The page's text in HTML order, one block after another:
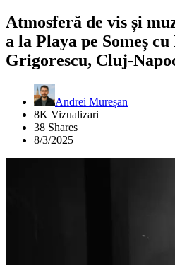
Atmosferă de vis și
a la Playa pe Someș
Grigorescu, Cluj-
Andrei Mureșan
8K Vizualizari
38 Shares
8/3/2025